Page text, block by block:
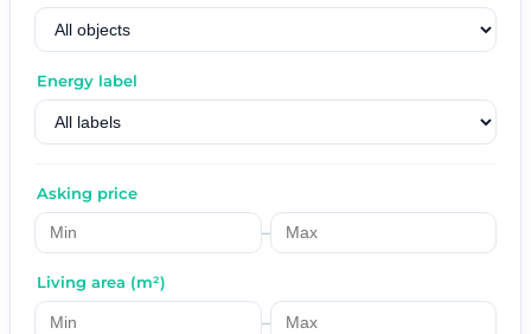
Energy label
Asking price
–
Living area (m²)
–